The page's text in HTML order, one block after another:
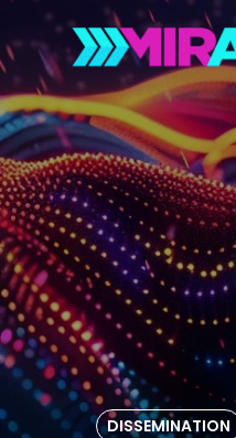
DISSEMINATION